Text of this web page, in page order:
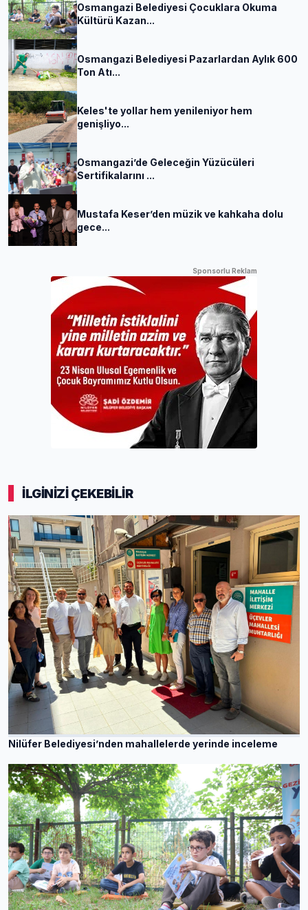
Osmangazi Belediyesi Çocuklara Okuma
Kültürü Kazan...
Osmangazi Belediyesi Pazarlardan Aylık 600
Ton Atı...
Keles'te yollar hem yenileniyor hem
genişliyo...
Osmangazi’de Geleceğin Yüzücüleri
Sertifikalarını ...
Mustafa Keser’den müzik ve kahkaha dolu
gece...
Sponsorlu Reklam
İLGİNİZİ ÇEKEBİLİR
Nilüfer Belediyesi’nden mahallelerde yerinde inceleme